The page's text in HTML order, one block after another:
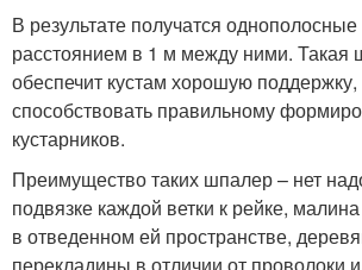
В результате получатся
расстоянием в 1 м между ними. Такая
обеспечит кустам хорошую поддержку,
способствовать правильному
кустарников.
Преимущество таких шпалер – нет
подвязке каждой ветки к рейке,
в отведенном ей пространстве,